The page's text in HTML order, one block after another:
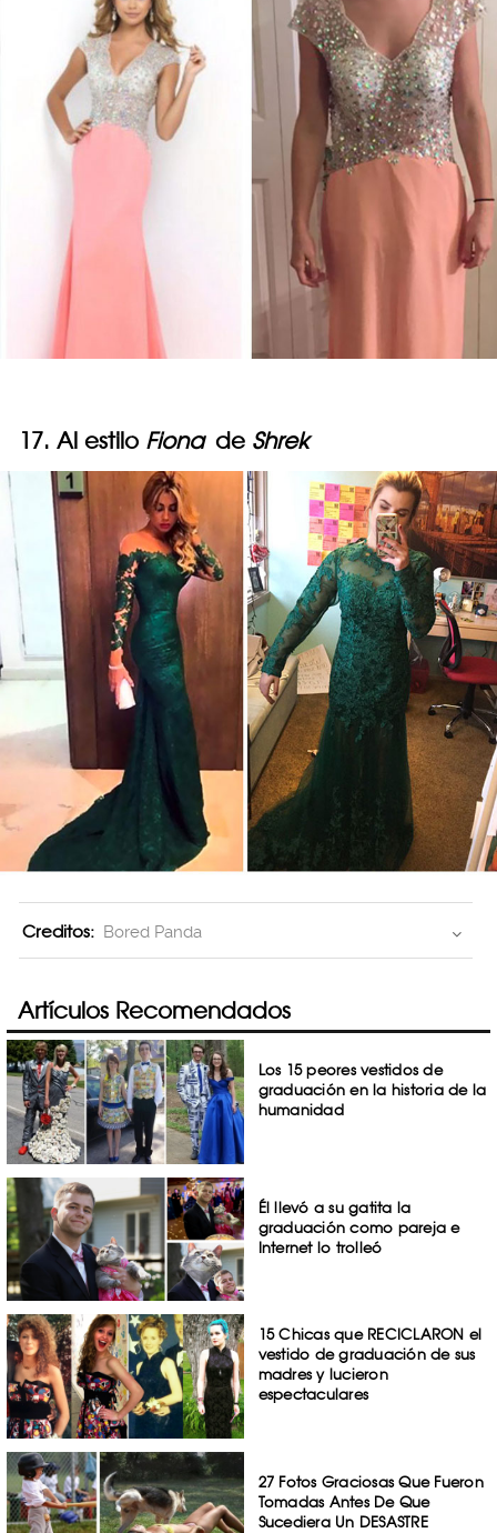
17. Al estilo Fiona de Shrek
Creditos: Bored Panda
Artículos Recomendados
Los 15 peores vestidos de
graduación en la historia de la
humanidad
Él llevó a su gatita la
graduación como pareja e
Internet lo trolleó
15 Chicas que RECICLARON el
vestido de graduación de sus
madres y lucieron
espectaculares
27 Fotos Graciosas Que Fueron
Tomadas Antes De Que
Sucediera Un DESASTRE